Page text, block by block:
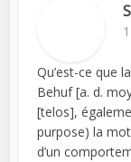
Qu’est-ce que
Behuf [a. d.
[telos],
purpose) la
d’un